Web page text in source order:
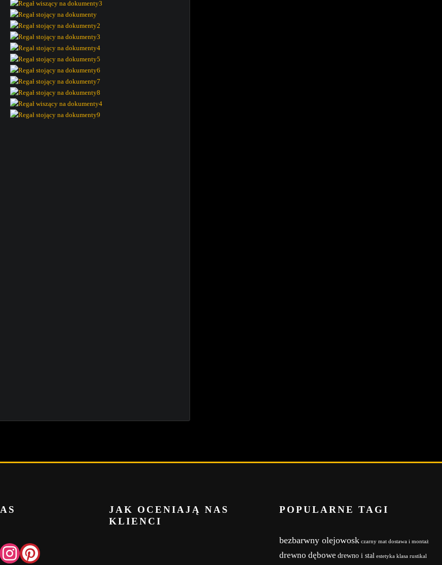
JAK OCENIAJĄ NAS
KLIENCI
POPULARNE TAGI
bezbarwny olejowosk czarny mat dostawa i montaż
drewno dębowe drewno i stal estetyka klasa rustikal